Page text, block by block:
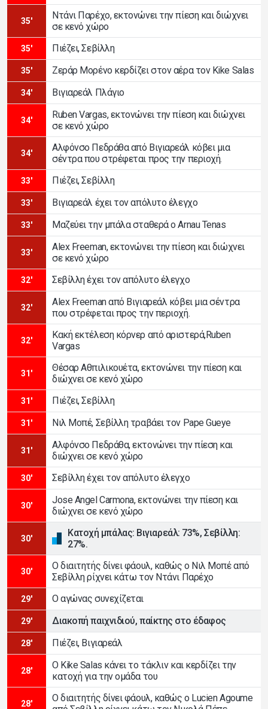
35'
Ντάνι Παρέχο, εκτονώνει την πίεση και διώχνει
σε κενό χώρο
35' Πιέζει, Σεβίλλη
35' Ζεράρ Μορένο κερδίζει στον αέρα τον Kike Salas
34' Βιγιαρεάλ Πλάγιο
34'
Ruben Vargas, εκτονώνει την πίεση και διώχνει
σε κενό χώρο
34'
Αλφόνσο Πεδράθα από Βιγιαρεάλ κόβει μια
σέντρα που στρέφεται προς την περιοχή.
33' Πιέζει, Σεβίλλη
33' Βιγιαρεάλ έχει τον απόλυτο έλεγχο
33' Μαζεύει την μπάλα σταθερά ο Arnau Tenas
33'
Alex Freeman, εκτονώνει την πίεση και διώχνει
σε κενό χώρο
32' Σεβίλλη έχει τον απόλυτο έλεγχο
32'
Alex Freeman από Βιγιαρεάλ κόβει μια σέντρα
που στρέφεται προς την περιοχή.
32'
Κακή εκτέλεση κόρνερ από αριστερά,Ruben
Vargas
31'
Θέσαρ Αθπιλικουέτα, εκτονώνει την πίεση και
διώχνει σε κενό χώρο
31' Πιέζει, Σεβίλλη
31' Νιλ Μοπέ, Σεβίλλη τραβάει τον Pape Gueye
31'
Αλφόνσο Πεδράθα, εκτονώνει την πίεση και
διώχνει σε κενό χώρο
30' Σεβίλλη έχει τον απόλυτο έλεγχο
30'
Jose Angel Carmona, εκτονώνει την πίεση και
διώχνει σε κενό χώρο
30'
Κατοχή μπάλας: Βιγιαρεάλ: 73%, Σεβίλλη:
27%.
30'
Ο διαιτητής δίνει φάουλ, καθώς ο Νιλ Μοπέ από
Σεβίλλη ρίχνει κάτω τον Ντάνι Παρέχο
29' Ο αγώνας συνεχίζεται
29' Διακοπή παιχνιδιού, παίκτης στο έδαφος
28' Πιέζει, Βιγιαρεάλ
28'
Ο Kike Salas κάνει το τάκλιν και κερδίζει την
κατοχή για την ομάδα του
28'
Ο διαιτητής δίνει φάουλ, καθώς ο Lucien Agoume